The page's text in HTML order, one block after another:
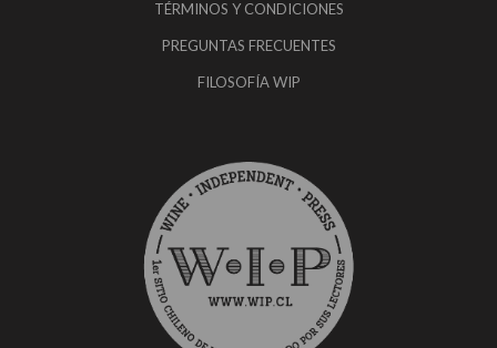
TÉRMINOS Y CONDICIONES
PREGUNTAS FRECUENTES
FILOSOFÍA WIP